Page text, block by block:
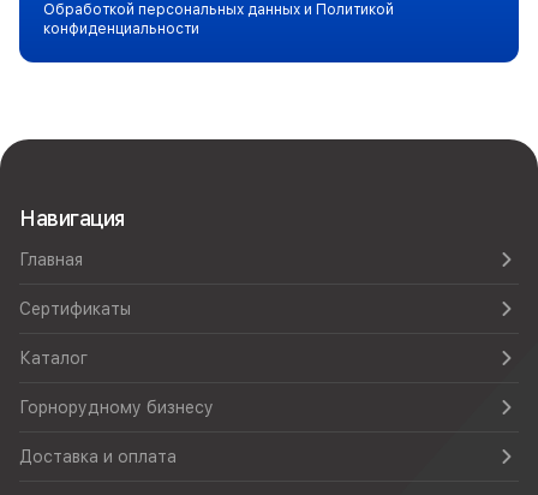
Обработкой персональных данных и Политикой
конфиденциальности
Навигация
Главная
Сертификаты
Каталог
Горнорудному бизнесу
Доставка и оплата